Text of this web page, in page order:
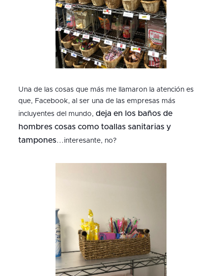
Una de las cosas que más me llamaron la atención es
que, Facebook, al ser una de las empresas más
incluyentes del mundo, deja en los baños de
hombres cosas como toallas sanitarias y
tampones...interesante, no?